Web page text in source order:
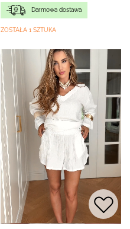
Darmowa dostawa
ZOSTAŁA 1 SZTUKA